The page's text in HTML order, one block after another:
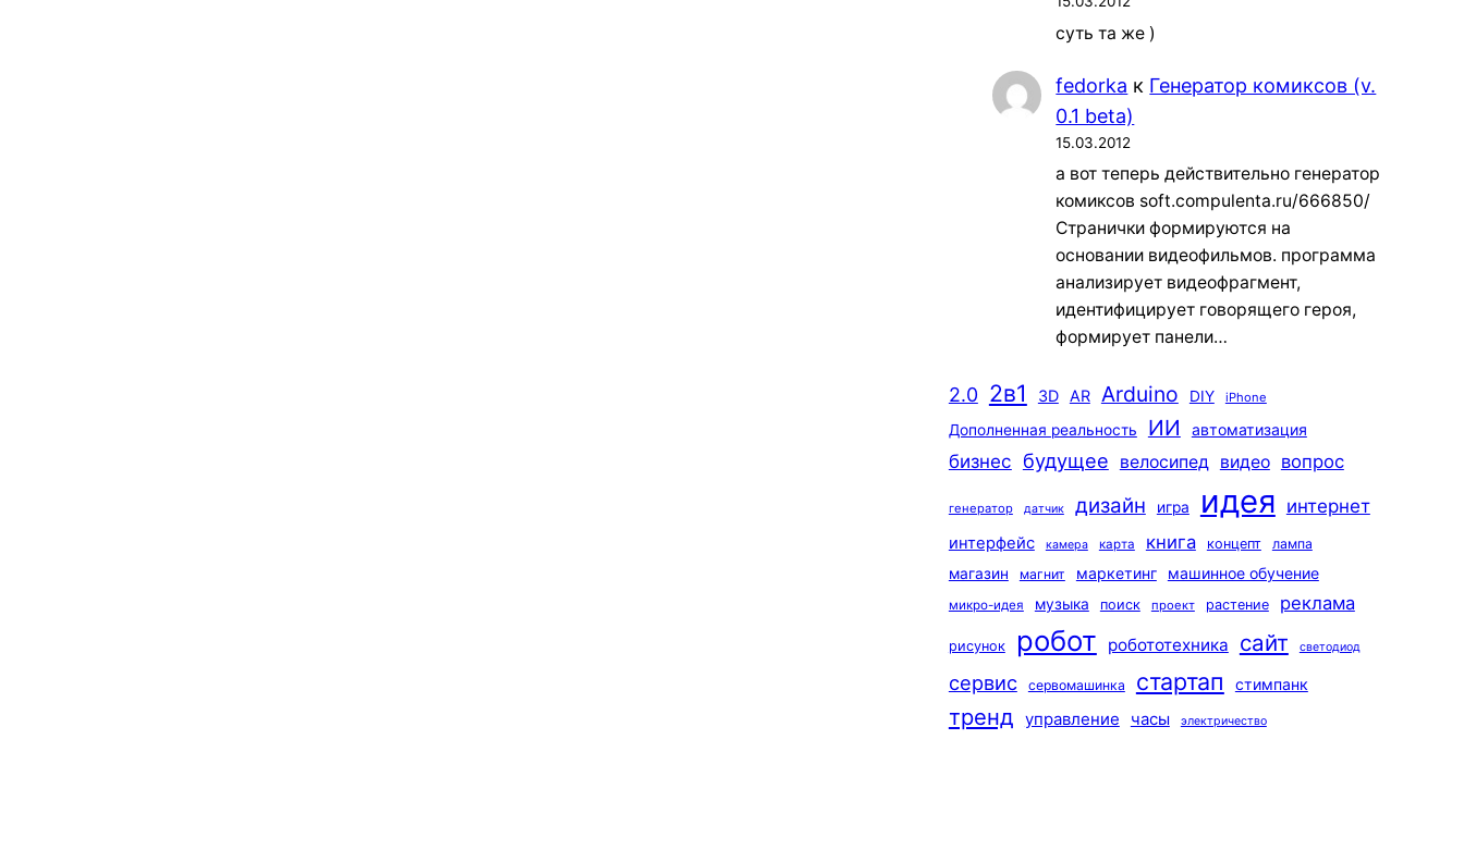
суть та же )
fedorka к Генератор комиксов (v.
0.1 beta)
15.03.2012
а вот теперь действительно генератор
комиксов soft.compulenta.ru/666850/
Странички формируются на
основании видеофильмов. программа
анализирует видеофрагмент,
идентифицирует говорящего героя,
формирует панели…
2.0 2в1 3D AR Arduino DIY iPhone
Дополненная реальность ИИ автоматизация
бизнес будущее велосипед видео вопрос
генератор датчик дизайн игра идея интернет
интерфейс камера карта книга концепт лампа
магазин магнит маркетинг машинное обучение
микро-идея музыка поиск проект растение реклама
рисунок робот робототехника сайт светодиод
сервис сервомашинка стартап стимпанк
тренд управление часы электричество